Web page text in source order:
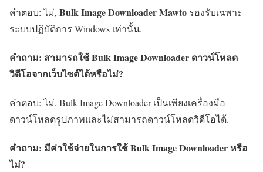
คำตอบ: ไม่, Bulk Image Downloader Mawto รองรับเฉพาะ
ระบบปฏิบัติการ Windows เท่านั้น.
คำถาม: สามารถใช้ Bulk Image Downloader ดาวน์โหลด
วิดีโอจากเว็บไซต์ได้หรือไม่?
คำตอบ: ไม่, Bulk Image Downloader เป็นเพียงเครื่องมือ
ดาวน์โหลดรูปภาพและไม่สามารถดาวน์โหลดวิดีโอได้.
คำถาม: มีค่าใช้จ่ายในการใช้ Bulk Image Downloader หรือ
ไม่?